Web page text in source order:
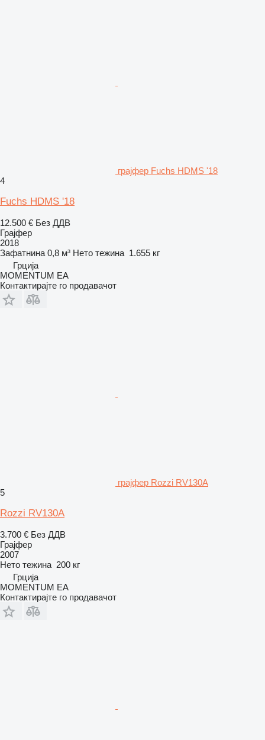
грајфер Fuchs HDMS '18
4
Fuchs HDMS '18
12.500 € Без ДДВ
Грајфер
2018
Зафатнина 0,8 м³ Нето тежина 1.655 кг
Грција
MOMENTUM EA
Контактирајте го продавачот
грајфер Rozzi RV130A
5
Rozzi RV130A
3.700 € Без ДДВ
Грајфер
2007
Нето тежина 200 кг
Грција
MOMENTUM EA
Контактирајте го продавачот